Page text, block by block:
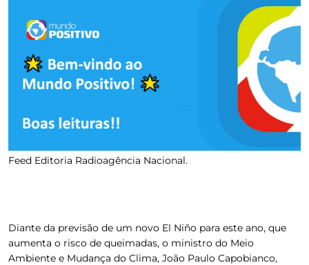
Feed Editoria Radioagência Nacional.
Diante da previsão de um novo El Niño para este ano, que
aumenta o risco de queimadas, o ministro do Meio
Ambiente e Mudança do Clima, João Paulo Capobianco,